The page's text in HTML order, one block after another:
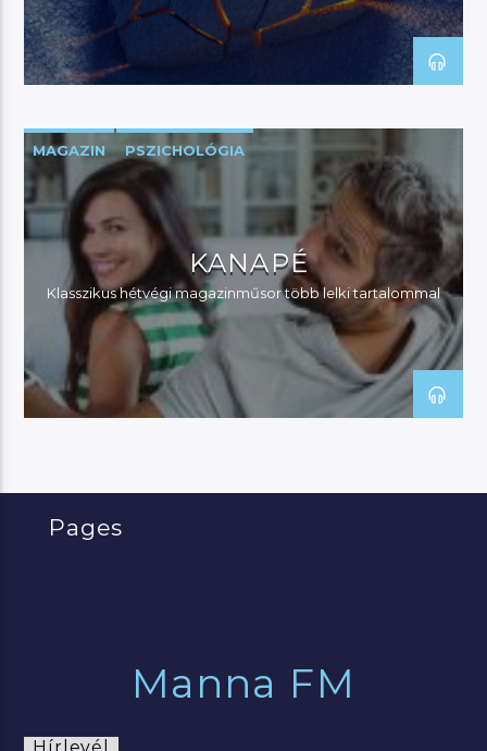
MAGAZIN PSZICHOLÓGIA
KANAPÉ
Klasszikus hétvégi magazinműsor több lelki tartalommal
Pages
Manna FM